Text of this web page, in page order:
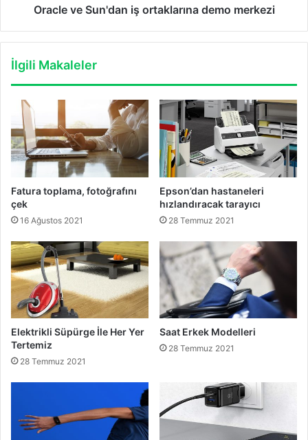
Oracle ve Sun'dan iş ortaklarına demo merkezi
İlgili Makaleler
Fatura toplama, fotoğrafını
çek
16 Ağustos 2021
Epson’dan hastaneleri
hızlandıracak tarayıcı
28 Temmuz 2021
Elektrikli Süpürge İle Her Yer
Tertemiz
28 Temmuz 2021
Saat Erkek Modelleri
28 Temmuz 2021